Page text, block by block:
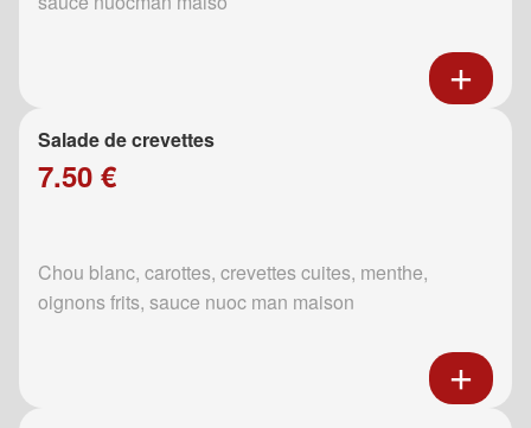
Salade de crevettes
7.50 €
Chou blanc, carottes, crevettes cuites, menthe,
oignons frits, sauce nuoc man maison